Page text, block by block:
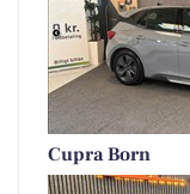
Cupra Born